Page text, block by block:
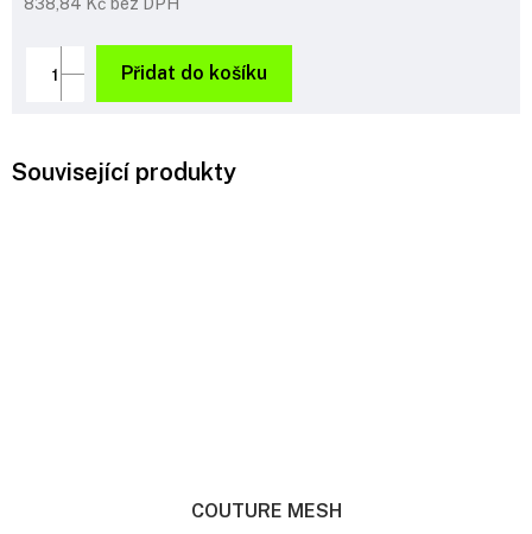
cena:
Přidat do košíku
Související produkty
COUTURE MESH